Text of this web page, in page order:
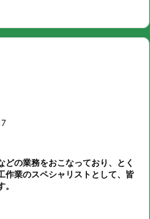
の業務をおこなっており、とく
作業のスペシャリストとして、皆